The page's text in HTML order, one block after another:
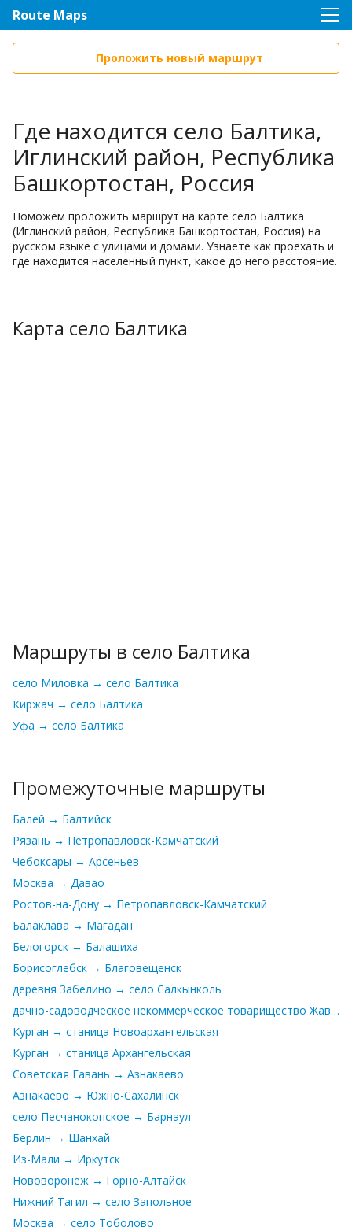
Route Maps
Проложить новый маршрут
Где находится село Балтика,
Иглинский район, Республика
Башкортостан, Россия
Поможем проложить маршрут на карте село Балтика
(Иглинский район, Республика Башкортостан, Россия) на
русском языке с улицами и домами. Узнаете как проехать и
где находится населенный пункт, какое до него расстояние.
Карта село Балтика
Маршруты в село Балтика
село Миловка → село Балтика
Киржач → село Балтика
Уфа → село Балтика
Промежуточные маршруты
Балей → Балтийск
Рязань → Петропавловск-Камчатский
Чебоксары → Арсеньев
Москва → Давао
Ростов-на-Дону → Петропавловск-Камчатский
Балаклава → Магадан
Белогорск → Балашиха
Борисоглебск → Благовещенск
деревня Забелино → село Салкынколь
дачно-садоводческое некоммерческое товарищество Жаворонки → Одинцово
Курган → станица Новоархангельская
Курган → станица Архангельская
Советская Гавань → Азнакаево
Азнакаево → Южно-Сахалинск
село Песчанокопское → Барнаул
Берлин → Шанхай
Из-Мали → Иркутск
Нововоронеж → Горно-Алтайск
Нижний Тагил → село Запольное
Москва → село Тоболово